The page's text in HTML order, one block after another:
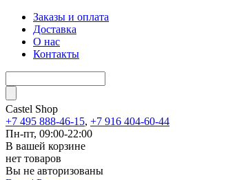
Заказы и оплата
Доставка
О нас
Контакты
Castel Shop
+7 495 888-46-15, +7 916 404-60-44
Пн-пт, 09:00-22:00
В вашей корзине
нет товаров
Вы не авторизованы